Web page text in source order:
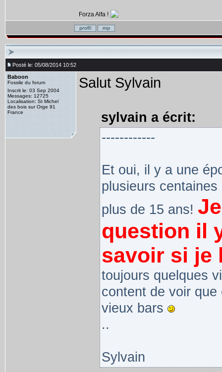
Forza Alfa !
Posté le: 05/08/2014 10:52
Baboon
Fossile du forum
Inscrit le: 03 Sep 2004
Messages: 12725
Localisation: St Michel
des bois sur Orge 91
France
Salut Sylvain
sylvain a écrit:
------------
Et oui, il y a une
plusieurs
plus de 15 ans!
question il
savoir si je
toujours quelques
content de voir
vieux bars
..
Sylvain